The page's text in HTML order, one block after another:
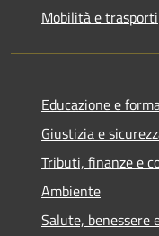
Mobilità e trasporti
Educazione e
Giustizia e
Tributi, finanze e
Ambiente
Salute, benessere